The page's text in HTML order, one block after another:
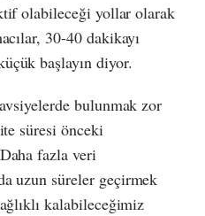
olabileceği yollar olarak
30-40 dakikayı
başlayın diyor.
bulunmak zor
süresi önceki
fazla veri
uzun süreler geçirmek
kalabileceğimiz